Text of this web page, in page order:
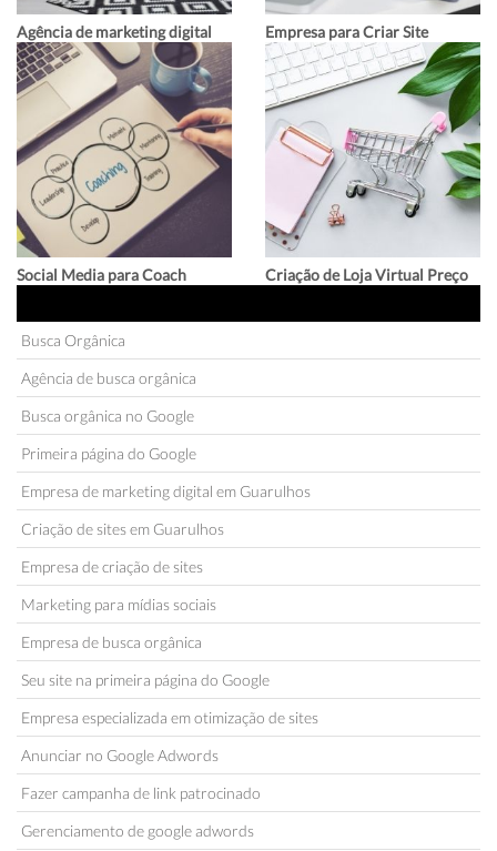
Agência de marketing digital Empresa para Criar Site
Social Media para Coach Criação de Loja Virtual Preço
Busca Orgânica
Agência de busca orgânica
Busca orgânica no Google
Primeira página do Google
Empresa de marketing digital em Guarulhos
Criação de sites em Guarulhos
Empresa de criação de sites
Marketing para mídias sociais
Empresa de busca orgânica
Seu site na primeira página do Google
Empresa especializada em otimização de sites
Anunciar no Google Adwords
Fazer campanha de link patrocinado
Gerenciamento de google adwords